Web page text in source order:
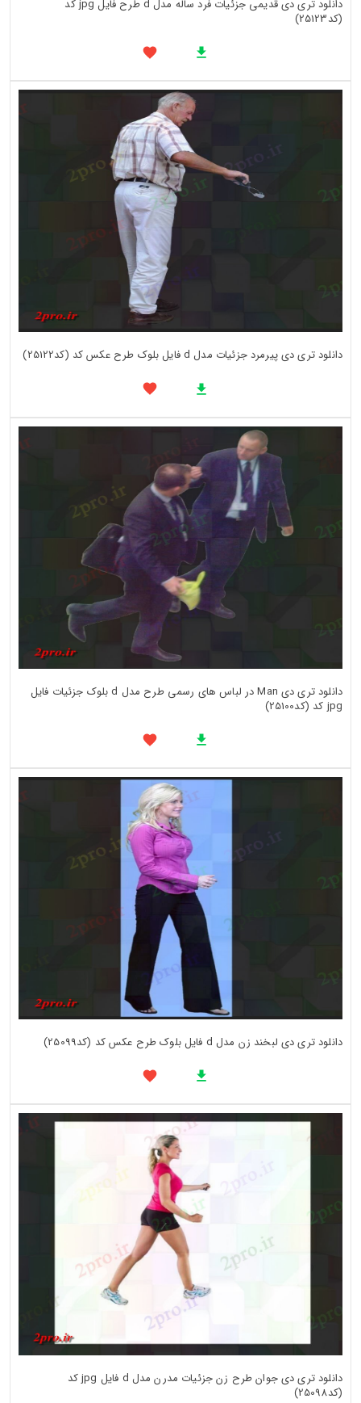
دانلود تری دی قدیمی جزئیات فرد ساله مدل d طرح فایل jpg کد
(کد25123)
دانلود تری دی پیرمرد جزئیات مدل d فایل بلوک طرح عکس کد (کد25122)
دانلود تری دی Man در لباس های رسمی طرح مدل d بلوک جزئیات فایل
jpg کد (کد25100)
دانلود تری دی لبخند زن مدل d فایل بلوک طرح عکس کد (کد25099)
دانلود تری دی جوان طرح زن جزئیات مدرن مدل d فایل jpg کد
(کد25098)